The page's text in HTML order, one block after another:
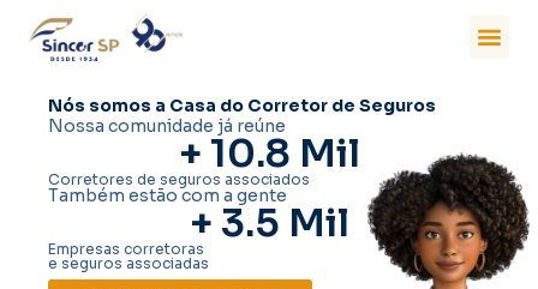
Nós somos a Casa do Corretor de Seguros
Nossa comunidade já reúne
+ 10.8 Mil
Corretores de seguros associados
Também estão com a gente
+ 3.5 Mil
Empresas corretoras
e seguros associadas